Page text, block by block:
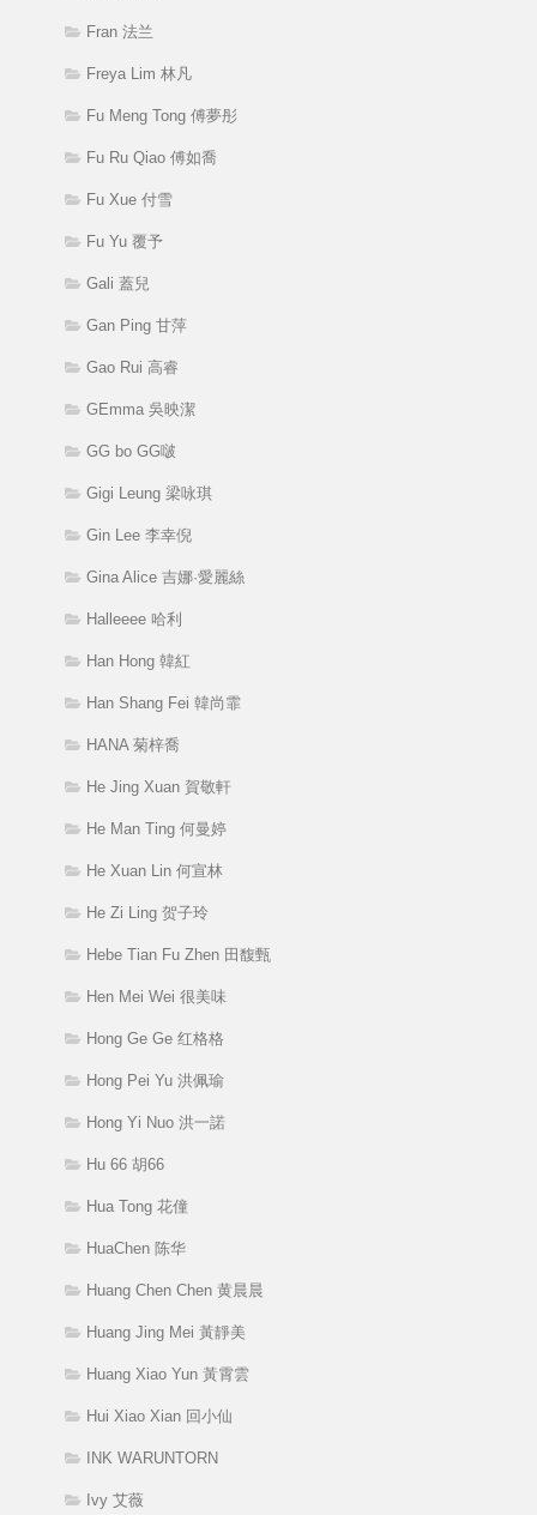
Fran 法兰
Freya Lim 林凡
Fu Meng Tong 傅夢彤
Fu Ru Qiao 傅如喬
Fu Xue 付雪
Fu Yu 覆予
Gali 蓋兒
Gan Ping 甘萍
Gao Rui 高睿
GEmma 吳映潔
GG bo GG啵
Gigi Leung 梁咏琪
Gin Lee 李幸倪
Gina Alice 吉娜·愛麗絲
Halleeee 哈利
Han Hong 韓紅
Han Shang Fei 韓尚霏
HANA 菊梓喬
He Jing Xuan 賀敬軒
He Man Ting 何曼婷
He Xuan Lin 何宣林
He Zi Ling 贺子玲
Hebe Tian Fu Zhen 田馥甄
Hen Mei Wei 很美味
Hong Ge Ge 红格格
Hong Pei Yu 洪佩瑜
Hong Yi Nuo 洪一諾
Hu 66 胡66
Hua Tong 花僮
HuaChen 陈华
Huang Chen Chen 黄晨晨
Huang Jing Mei 黃靜美
Huang Xiao Yun 黃霄雲
Hui Xiao Xian 回小仙
INK WARUNTORN
Ivy 艾薇